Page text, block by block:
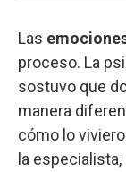
Las
proceso. La
sostuvo que
manera
cómo lo
la